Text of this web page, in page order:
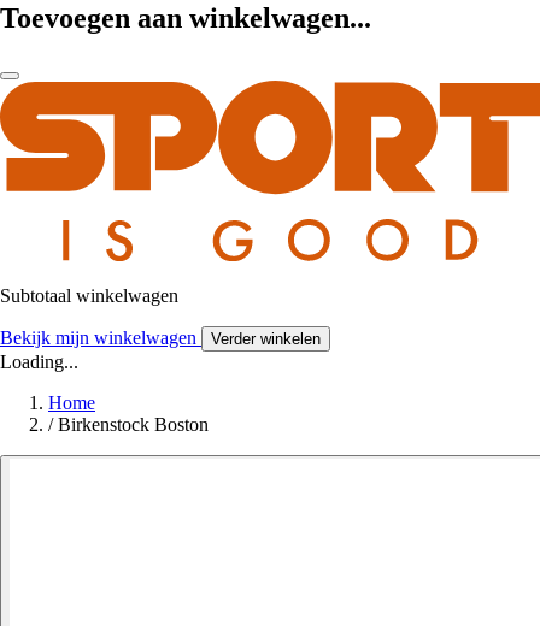
Toevoegen aan winkelwagen...
Subtotaal winkelwagen
Bekijk mijn winkelwagen Verder winkelen
Loading...
Home
/ Birkenstock Boston